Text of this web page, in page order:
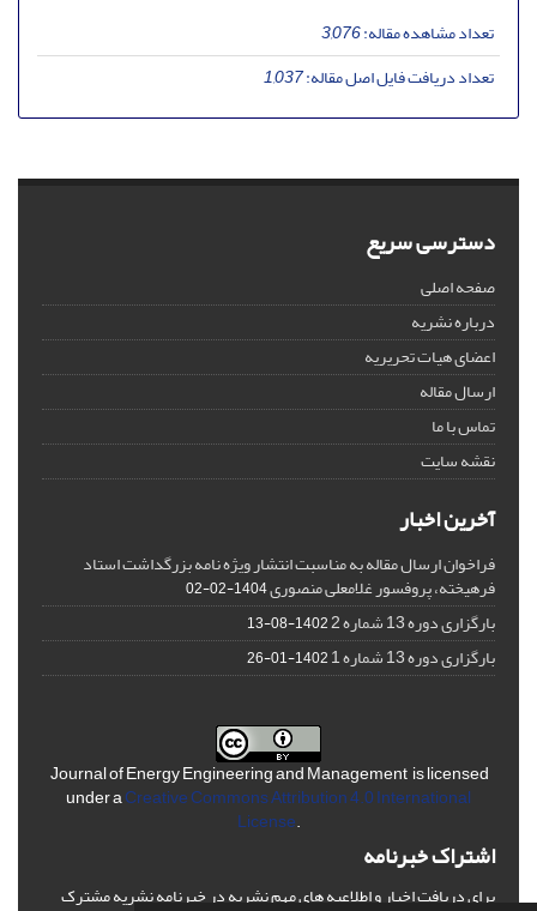
تعداد مشاهده مقاله:3,076
تعداد دریافت فایل اصل مقاله:1,037
دسترسی سریع
صفحه اصلی
درباره نشریه
اعضای هیات تحریریه
ارسال مقاله
تماس با ما
نقشه سایت
آخرین اخبار
فراخوان ارسال مقاله به مناسبت انتشار ویژه نامه بزرگداشت استاد
فرهیخته، پروفسور غلامعلی منصوری1404-02-02
بارگزاری دوره 13 شماره 2 1402-08-13
بارگزاری دوره 13 شماره 1 1402-01-26
Journal of Energy Engineering and Management is licensed
under aCreative Commons Attribution 4.0 International
License.
اشتراک خبرنامه
برای دریافت اخبار و اطلاعیه های مهم نشریه در خبرنامه نشریه مشترک